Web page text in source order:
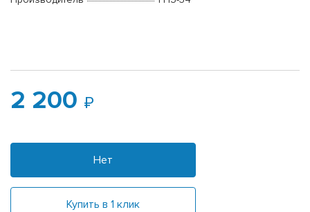
2 200
Нет
Купить в 1 клик